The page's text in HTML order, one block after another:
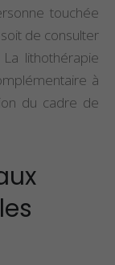
touchée
de consulter
lithothérapie
à
du cadre de